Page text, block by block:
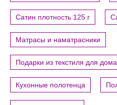
Сатин плотность 125 г
Матрасы и наматрасники
Подарки из текстиля для дома
Кухонные полотенца